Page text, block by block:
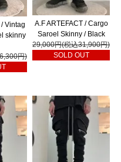
Vintag
skinny
円)
A.F ARTEFACT / Cargo
Saroel Skinny / Black
29,000円(税込31,900円)
SOLD OUT